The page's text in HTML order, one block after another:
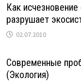
Как
разрушает
02.07.2010
Современные
(Экология)